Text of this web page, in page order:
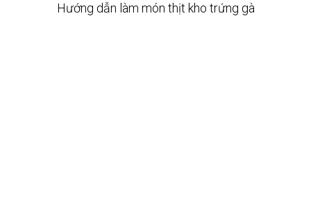
Hướng dẫn làm món thịt kho trứng gà